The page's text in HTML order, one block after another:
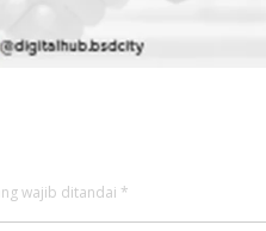
wajib ditandai *